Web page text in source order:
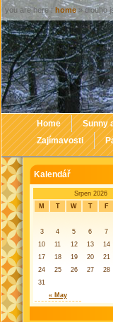
Home Sunny
Zajímavosti
Kalendář
Srpen 2026
M
T W T F
« May
3
4 5 6 7
10
11 12 13 14
17
18 19 20 21
24
25 26 27 28
31
you are here : home» dlouho